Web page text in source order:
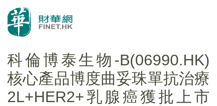
科倫博泰生物-B(06990.HK)
核心產品博度曲妥珠單抗治療
2L+HER2+乳腺癌獲批上市